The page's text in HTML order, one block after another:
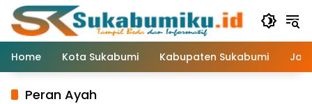
Langsung
konten
Home
Kota Sukabumi Kabupaten Sukabumi
Peran Ayah